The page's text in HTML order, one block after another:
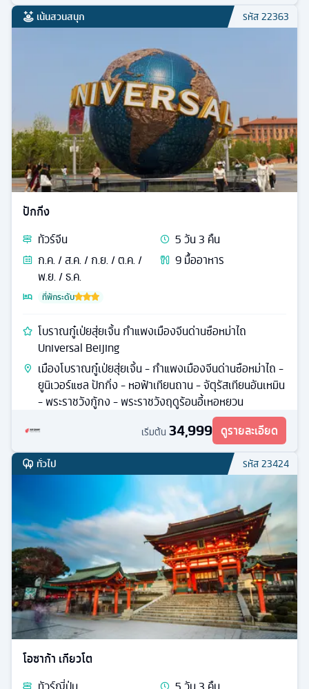
เน้นสวนสนุก รหัส22363
ปักกิ่ง
ทัวร์จีน 5วัน3 คืน
ก.ค. / ส.ค. / ก.ย. / ต.ค. /
พ.ย. / ธ.ค.
9มื้ออาหาร
ที่พักระดับ
โบราณกู๋เป่ยสุ่ยเจิ้น กำแพงเมืองจีนด่านซือหม่าไถ
Universal Beijing
เมืองโบราณกู๋เป่ยสุ่ยเจิ้น - กำแพงเมืองจีนด่านซือหม่าไถ -
ยูนิเวอร์แซล ปักกิ่ง - หอฟ้าเทียนถาน - จัตุรัสเทียนอันเหมิน
- พระราชวังกู้กง - พระราชวังฤดูร้อนอี้เหอหยวน
เริ่มต้น 34,999 ดูรายละเอียด
ทั่วไป รหัส23424
โอซาก้า เกียวโต